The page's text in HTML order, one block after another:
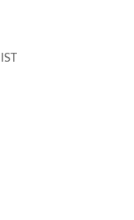
IST